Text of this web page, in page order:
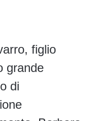
figlio
grande
di